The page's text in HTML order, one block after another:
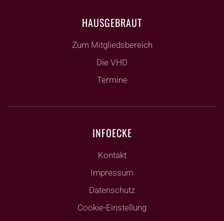
HAUSGEBRAUT
Zum Mitgliedsbereich
Die VHD
Termine
INFOECKE
Kontakt
Impressum
Datenschutz
Cookie-Einstellung